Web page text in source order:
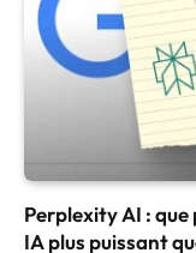
Perplexity AI :
IA plus puissant